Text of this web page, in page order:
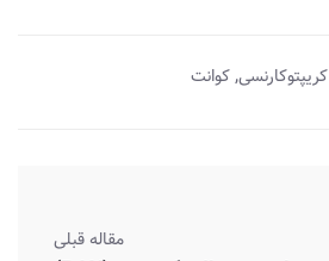
کریپتوکارنسی,کوانت
مقاله قبلی